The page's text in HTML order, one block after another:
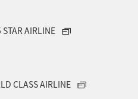
STAR AIRLINE
CLASS AIRLINE